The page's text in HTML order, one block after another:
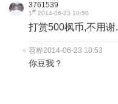
3761539
1# 2014-06-23 10:50
打赏500枫币,不用谢.
苕桦2014-06-23 10:53
你豆我？